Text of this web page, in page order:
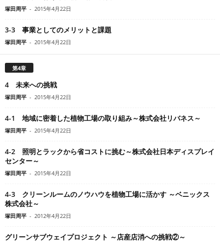
塚田周平 - 2015年4月22日
3-3 事業としてのメリットと課題
塚田周平 - 2015年4月22日
第4章
4 未来への挑戦
塚田周平 - 2015年4月22日
4-1 地域に密着した植物工場の取り組み～株式会社リバネス～
塚田周平 - 2015年4月22日
4-2 照明とラックから省コストに挑む～株式会社日本ディスプレイ
センター～
塚田周平 - 2015年4月22日
4-3 クリーンルームのノウハウを植物工場に活かす ～ベニックス
株式会社～
塚田周平 - 2012年4月22日
グリーンサブウェイプロジェクト ～店産店消への挑戦②～